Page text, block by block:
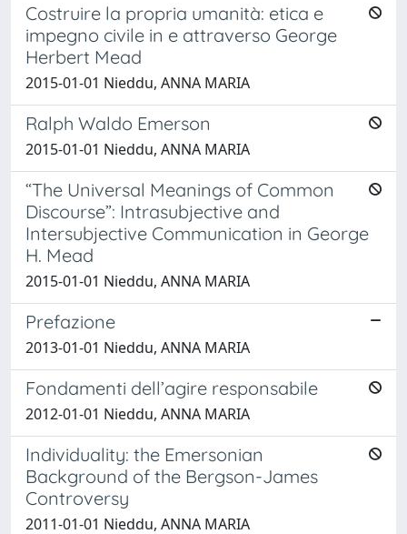
Costruire la propria umanità: etica e
impegno civile in e attraverso George
Herbert Mead
2015-01-01 Nieddu, ANNA MARIA
Ralph Waldo Emerson
2015-01-01 Nieddu, ANNA MARIA
“The Universal Meanings of Common
Discourse”: Intrasubjective and
Intersubjective Communication in George
H. Mead
2015-01-01 Nieddu, ANNA MARIA
Prefazione
2013-01-01 Nieddu, ANNA MARIA
Fondamenti dell’agire responsabile
2012-01-01 Nieddu, ANNA MARIA
Individuality: the Emersonian
Background of the Bergson-James
Controversy
2011-01-01 Nieddu, ANNA MARIA